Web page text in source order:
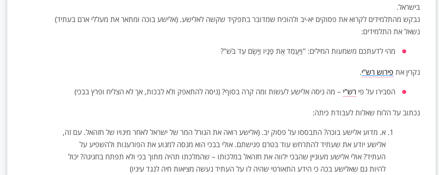
בישראל.
נבקש מהתלמידים לקרוא את פסוקים יא-יב ולהוכיח שמדובר בתפקיד שקשה לאלישע. (אלישע בוכה ומתאר את מעללי ארם בעתיד)
נשאל את התלמידים:
מהי לדעתכם משמעות המילים: "וַיַּעֲמֵד אֶת פָּנָיו וַיָּשֶׂם עַד בֹּשׁ"?
נקרין את פירוש רש"י.
הסבירו על פי רש"י – מה ניסה אלישע לעשות ומה קרה בסוף? (ניסה להתאפק ולא לבכות, אך לא הצליח ופרץ בבכי)
נכתוב על הלוח שאלות לעבודת כיתה:
א. מדוע אלישע בוכה? התבססו על פסוק יב. (אלישע רואה את הגורל המר של ישראל לאחר מינויו של חזהאל. עם זה,
אלישע יודע את שעתיד להתרחש עוד בטרם פגישתם. אולי בבכי הוא מנסה למנוע את הפורענות ולהשפיע על
העתיד? אולי אלישע מעוניין שהבכי ילווה את חזהאל במלכותו – שהמלכתו תהיה מתוך בכי ולא תפתח בחגיגה? יכול
להיות גם שאלישע בכה כי הידע התאורטי שהיה לו על העתיד נעשה מציאות חיה לנגד עיניו)